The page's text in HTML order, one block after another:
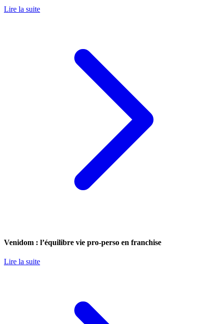
Lire la suite
Venidom : l’équilibre vie pro-perso en franchise
Lire la suite